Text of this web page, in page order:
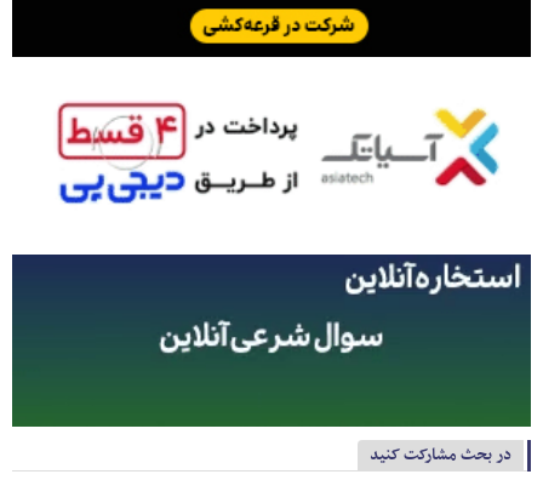
در بحث مشارکت کنید